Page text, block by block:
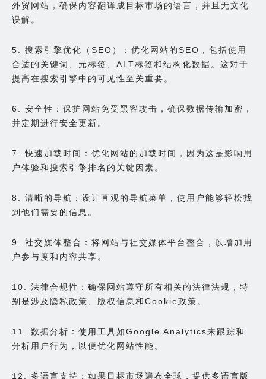
外贸网站，确保内容翻译成目标市场的语言，并且无文化
误解。
5. 搜索引擎优化（SEO）：优化网站的SEO，包括使用
合适的关键词、元标签、ALT标签和结构化数据。这对于
提高在搜索引擎中的可见性至关重要。
6. 安全性：保护网站免受黑客攻击，确保数据传输加密，
并定期进行安全更新。
7. 快速加载时间：优化网站的加载时间，因为这是影响用
户体验和搜索引擎排名的关键因素。
8. 清晰的导航：设计直观的导航菜单，使用户能够轻松找
到他们需要的信息。
9. 社交媒体整合：将网站与社交媒体平台整合，以增加用
户参与度和内容共享。
10. 法律合规性：确保网站遵守所有相关的法律法规，特
别是涉及隐私政策、版权信息和Cookie政策。
11. 数据分析：使用工具如Google Analytics来跟踪和
分析用户行为，以便优化网站性能。
12. 多语言支持：如果目标市场遍布全球，提供多语言版